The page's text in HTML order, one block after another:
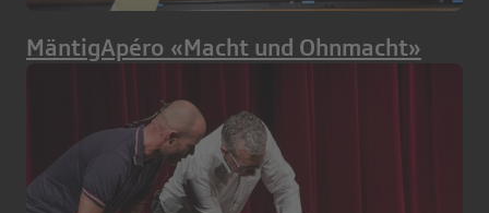
MäntigApéro «Macht und Ohnmacht»